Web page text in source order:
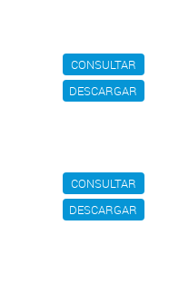
CONSULTAR
DESCARGAR
CONSULTAR
DESCARGAR